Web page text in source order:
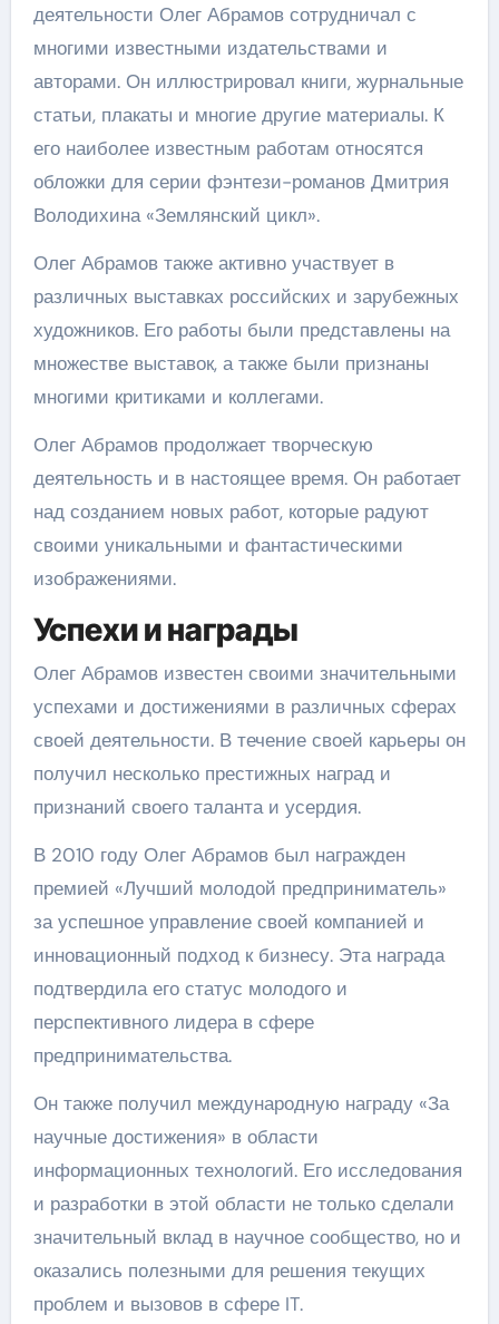
деятельности Олег Абрамов сотрудничал с
многими известными издательствами и
авторами. Он иллюстрировал книги, журнальные
статьи, плакаты и многие другие материалы. К
его наиболее известным работам относятся
обложки для серии фэнтези-романов Дмитрия
Володихина «Землянский цикл».
Олег Абрамов также активно участвует в
различных выставках российских и зарубежных
художников. Его работы были представлены на
множестве выставок, а также были признаны
многими критиками и коллегами.
Олег Абрамов продолжает творческую
деятельность и в настоящее время. Он работает
над созданием новых работ, которые радуют
своими уникальными и фантастическими
изображениями.
Успехи и награды
Олег Абрамов известен своими значительными
успехами и достижениями в различных сферах
своей деятельности. В течение своей карьеры он
получил несколько престижных наград и
признаний своего таланта и усердия.
В 2010 году Олег Абрамов был награжден
премией «Лучший молодой предприниматель»
за успешное управление своей компанией и
инновационный подход к бизнесу. Эта награда
подтвердила его статус молодого и
перспективного лидера в сфере
предпринимательства.
Он также получил международную награду «За
научные достижения» в области
информационных технологий. Его исследования
и разработки в этой области не только сделали
значительный вклад в научное сообщество, но и
оказались полезными для решения текущих
проблем и вызовов в сфере IT.